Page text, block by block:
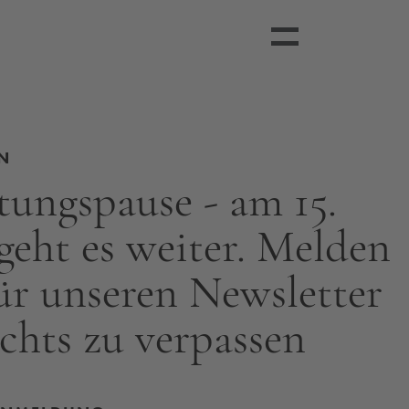
- am 15.
es weiter. Melden
unseren Newsletter
zu verpassen